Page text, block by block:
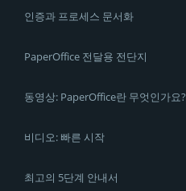
인증과 프로세스 문서화
PaperOffice 전달용 전단지
동영상: PaperOffice란 무엇인가요?
비디오: 빠른 시작
최고의 5단계 안내서